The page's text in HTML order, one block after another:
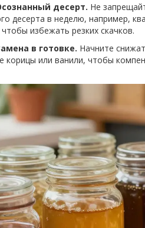
десерт. Не
десерта в неделю, например,
избежать резких скачков.
в готовке. Начните
корицы или ванили, чтобы